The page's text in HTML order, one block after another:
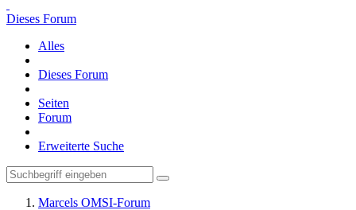
Dieses Forum
Alles
Dieses Forum
Seiten
Forum
Erweiterte Suche
Marcels OMSI-Forum